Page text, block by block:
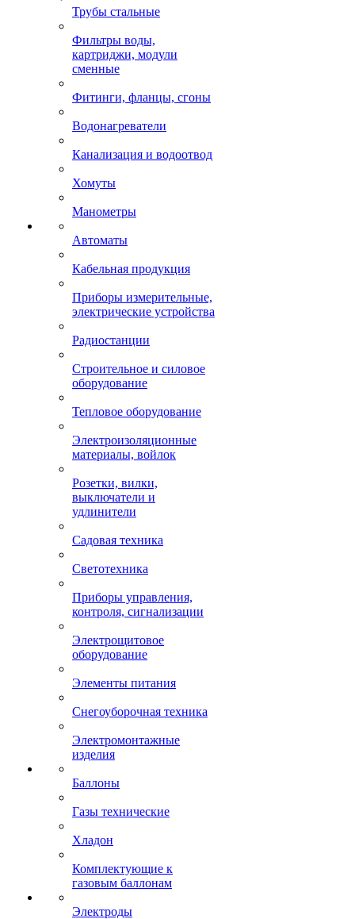
Трубы стальные
Фильтры воды,
картриджи, модули
сменные
Фитинги, фланцы, сгоны
Водонагреватели
Канализация и водоотвод
Хомуты
Манометры
Автоматы
Кабельная продукция
Приборы измерительные,
электрические устройства
Радиостанции
Строительное и силовое
оборудование
Тепловое оборудование
Электроизоляционные
материалы, войлок
Розетки, вилки,
выключатели и
удлинители
Садовая техника
Светотехника
Приборы управления,
контроля, сигнализации
Электрощитовое
оборудование
Элементы питания
Снегоуборочная техника
Электромонтажные
изделия
Баллоны
Газы технические
Хладон
Комплектующие к
газовым баллонам
Электроды